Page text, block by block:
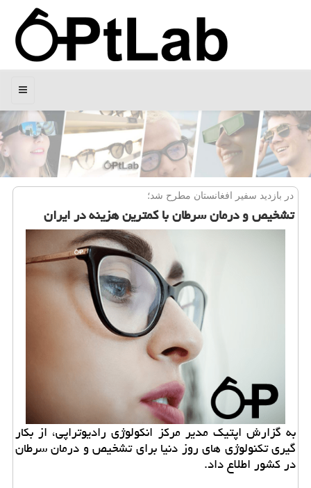
منو
در بازدید سفیر افغانستان مطرح شد؛
تشخیص و درمان سرطان با كمترین هزینه در ایران
به گزارش اپتیك مدیر مركز انكولوژی رادیوتراپی، از بكار
گیری تكنولوژی های روز دنیا برای تشخیص و درمان سرطان
در كشور اطلاع داد.